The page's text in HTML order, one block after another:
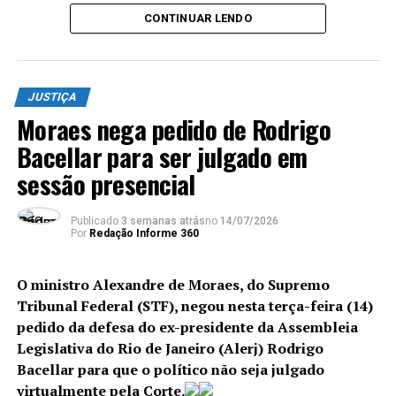
declarou a perda do mandato automaticamente após
No entendimento de Flávio Dino, a decisão da Casa
seguiu a Constituição e o regimento interno.
“O julgamento de mérito da
Ação Penal nº 2.434 (Caso
Marielle), com a
condenação do impetrante
à pena de 76 anos e três
meses de reclusão, em
regime inicial fechado, e a
manutenção de sua prisão
CONTINUAR LENDO
JUSTIÇA
Moraes nega pedido de Rodrigo
Bacellar para ser julgado em
sessão presencial
Publicado 3 semanas atrásno 14/07/2026
Por Redação Informe 360
O ministro Alexandre de Moraes, do Supremo
Tribunal Federal (STF), negou nesta terça-feira (14)
pedido da defesa do ex-presidente da Assembleia
Legislativa do Rio de Janeiro (Alerj) Rodrigo
Bacellar para que o político não seja julgado
virtualmente pela Corte.